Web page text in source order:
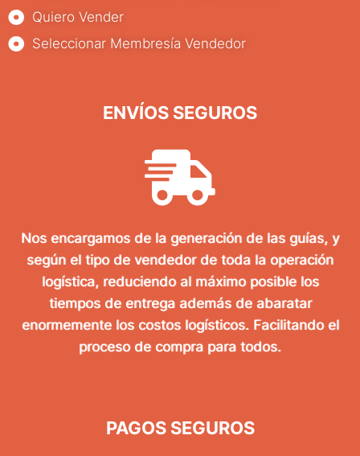
Quiero Vender
Seleccionar Membresía Vendedor
ENVÍOS SEGUROS
Nos encargamos de la generación de las guías, y
según el tipo de vendedor de toda la operación
logística, reduciendo al máximo posible los
tiempos de entrega además de abaratar
enormemente los costos logísticos. Facilitando el
proceso de compra para todos.
PAGOS SEGUROS